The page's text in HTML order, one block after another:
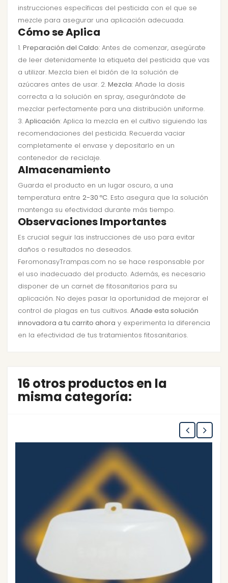
instrucciones específicas del pesticida con el que se
mezcle para asegurar una aplicación adecuada.
Cómo se Aplica
1. Preparación del Caldo: Antes de comenzar, asegúrate
de leer detenidamente la etiqueta del pesticida que vas
a utilizar. Mezcla bien el bidón de la solución de
azúcares antes de usar. 2. Mezcla: Añade la dosis
correcta a la solución en spray, asegurándote de
mezclar perfectamente para una distribución uniforme.
3. Aplicación: Aplica la mezcla en el cultivo siguiendo las
recomendaciones del pesticida. Recuerda vaciar
completamente el envase y depositarlo en un
contenedor de reciclaje.
Almacenamiento
Guarda el producto en un lugar oscuro, a una
temperatura entre 2-30 ºC. Esto asegura que la solución
mantenga su efectividad durante más tiempo.
Observaciones Importantes
Es crucial seguir las instrucciones de uso para evitar
daños o resultados no deseados.
FeromonasyTrampas.com no se hace responsable por
el uso inadecuado del producto. Además, es necesario
disponer de un carnet de fitosanitarios para su
aplicación. No dejes pasar la oportunidad de mejorar el
control de plagas en tus cultivos. Añade esta solución
innovadora a tu carrito ahora y experimenta la diferencia
en la efectividad de tus tratamientos fitosanitarios.
16 otros productos en la
misma categoría: